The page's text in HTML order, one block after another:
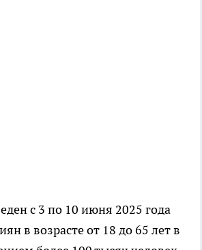
с 3 по 10 июня 2025 года
в возрасте от 18 до 65 лет в